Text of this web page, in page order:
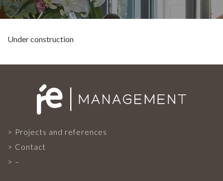
EXPERTISE
SERVICES
OUR TEAM
PROJECTS AND REFERENCES
Under construction
Projects and references
Contact
–